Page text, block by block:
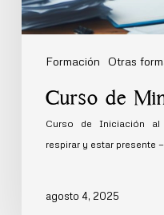
Formación Otras
Curso de
Curso de Iniciación al
respirar y estar presente —
agosto 4, 2025